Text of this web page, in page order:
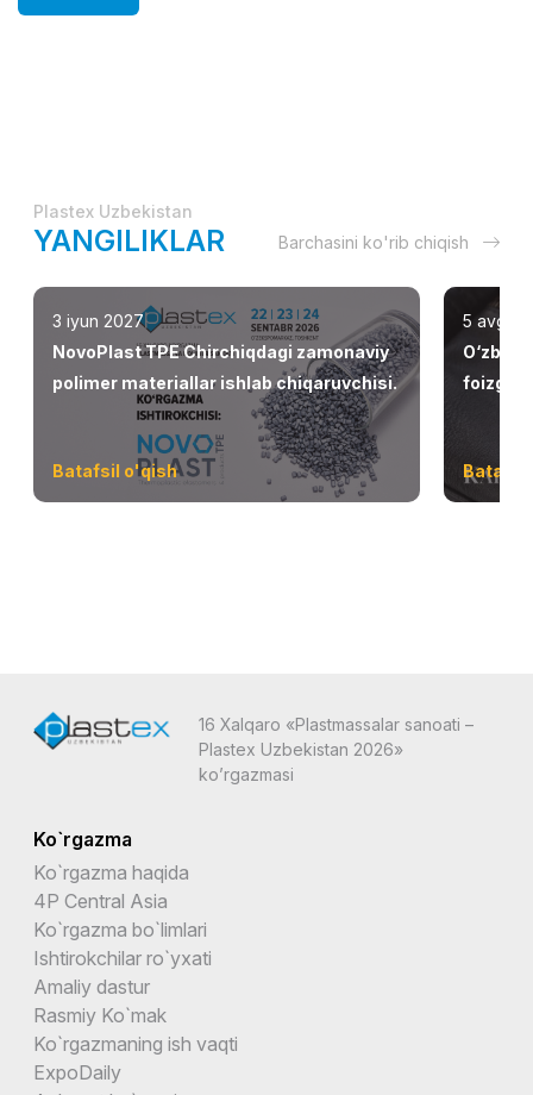
Plastex Uzbekistan
YANGILIKLAR Barchasini ko'rib chiqish
3 iyun 2027
NovoPlast TPE Chirchiqdagi zamonaviy
polimer materiallar ishlab chiqaruvchisi.
Batafsil o'qish
5
foizga
16 Xalqaro «Plastmassalar sanoati –
Plastex Uzbekistan 2026»
ko’rgazmasi
Ko`rgazma
Ko`rgazma haqida
4P Central Asia
Ko`rgazma bo`limlari
Ishtirokchilar ro`yxati
Amaliy dastur
Rasmiy Ko`mak
Ko`rgazmaning ish vaqti
ExpoDaily